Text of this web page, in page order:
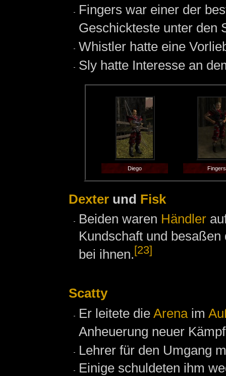
Fingers war einer der
Geschickteste unter den
Whistler hatte eine
Sly hatte Interesse an
Diego Fingers
Dexterund Fisk
Beiden waren Händler
Kundschaft und
bei ihnen.[23]
Scatty
Er leitete die Arenaim
Anheuerung neuer
Lehrer für den Umgang
Einige schuldeten ihm